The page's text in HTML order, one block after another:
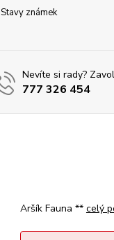
Stavy známek
Nevíte si rady?
777 326 454
Aršík Fauna ** celý